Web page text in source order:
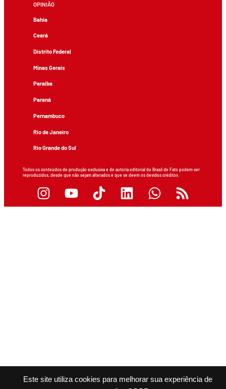
Este site utiliza cookies para melhorar sua experiência de
OPINIÃO
Bahia
Ceará
Distrito Federal
Minas Gerais
Paraíba
Paraná
Pernambuco
Rio de Janeiro
Rio Grande do Sul
Todos os conteúdos de produção exclusiva e de autoria editorial do Brasil de Fato podem ser
reproduzidos, desde que não sejam alterados e que se deem os devidos créditos.